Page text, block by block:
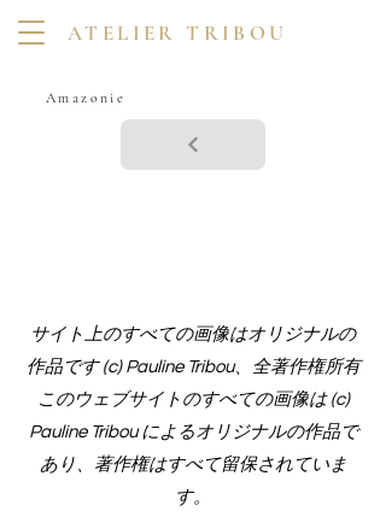
ATELIER TRIBOU
Amazonie
サイト上のすべての画像はオリジナルの
作品です (c) Pauline Tribou、全著作権所有
このウェブサイトのすべての画像は (c)
Pauline Tribou によるオリジナルの作品で
あり、著作権はすべて留保されていま
す。